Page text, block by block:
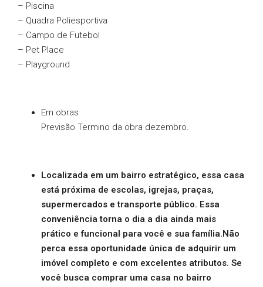
– Piscina
– Quadra Poliesportiva
– Campo de Futebol
– Pet Place
– Playground
Em obras
Previsão Termino da obra dezembro.
Localizada em um bairro estratégico, essa casa
está próxima de escolas, igrejas, praças,
supermercados e transporte público. Essa
conveniência torna o dia a dia ainda mais
prático e funcional para você e sua família.Não
perca essa oportunidade única de adquirir um
imóvel completo e com excelentes atributos. Se
você busca comprar uma casa no bairro